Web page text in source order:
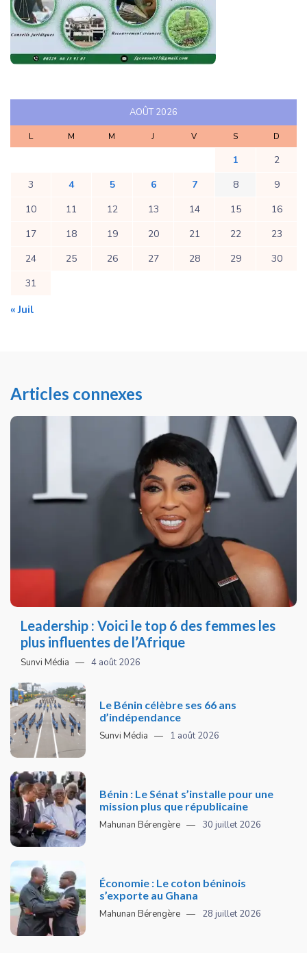
AOÛT 2026
L M M J V S D
1
2
3
4 5 6 7 8
9
10
11 12 13 14 15
16
17
18 19 20 21 22
23
24
25 26 27 28 29
30
31
« Juil
Articles connexes
Leadership : Voici le top 6 des femmes les
plus influentes de l’Afrique
Sunvi Média 4 août 2026
Le Bénin célèbre ses 66 ans
d’indépendance
Sunvi Média 1 août 2026
Bénin : Le Sénat s’installe pour une
mission plus que républicaine
Mahunan Bérengère 30 juillet 2026
Économie : Le coton béninois
s’exporte au Ghana
Mahunan Bérengère 28 juillet 2026